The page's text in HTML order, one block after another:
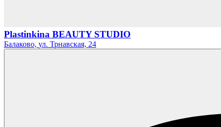
Plastinkina BEAUTY STUDIO
Балаково, ул. Трнавская, 24